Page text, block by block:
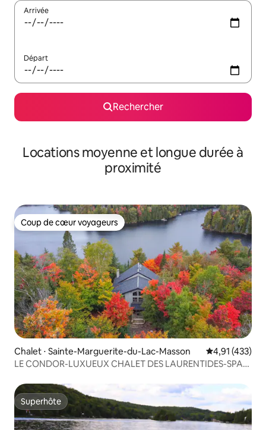
Arrivée
Départ
Rechercher
Locations moyenne et longue durée à
proximité
Coup de cœur voyageurs
Coup de cœur voyageurs
Chalet ⋅ Sainte-Marguerite-du-Lac-Masson Évaluation
4,91 (433)
LE CONDOR-LUXUEUX CHALET DES LAURENTIDES-SPA-
Superhôte
Superhôte